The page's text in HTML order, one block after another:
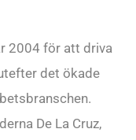
2004 för att driva
det ökade
De La Cruz,